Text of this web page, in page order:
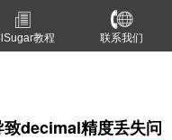
教程 联系我们
decimal精度丢失问